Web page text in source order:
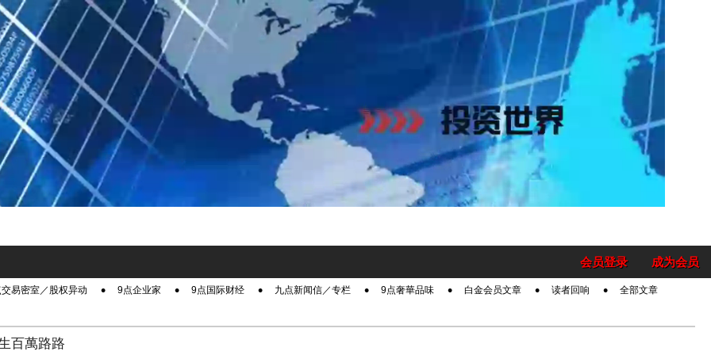
成为会员
会员登录
易密室／股权异动 9点企业家 9点国际财经 九点新闻信／专栏 9点奢華品味 白金会员文章 读者回响 全部文章
百萬路路